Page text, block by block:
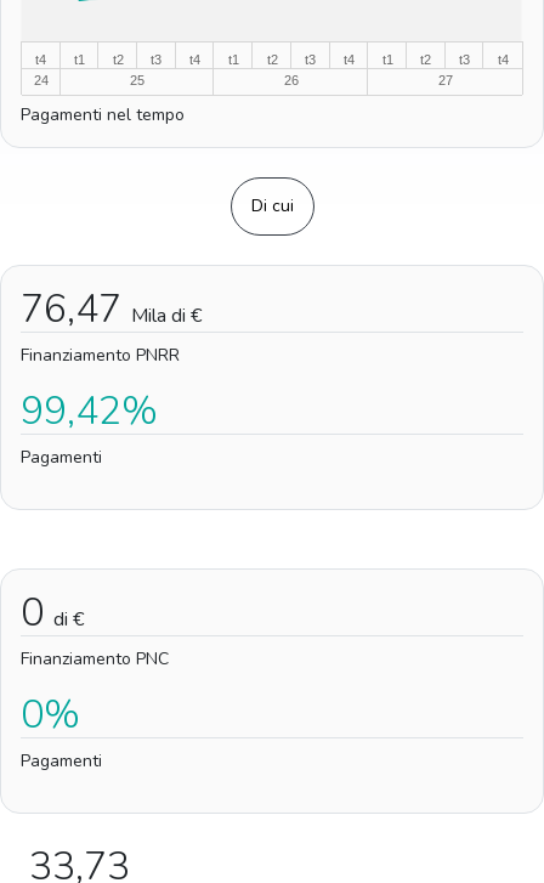
t4
24
t1
25
t2 t3 t4
t1
26
t2 t3 t4
t1
27
t2 t3 t4
Pagamenti nel tempo
Di cui
76,47 Mila di €
Finanziamento PNRR
99,42%
Pagamenti
0 di €
Finanziamento PNC
0%
Pagamenti
33,73